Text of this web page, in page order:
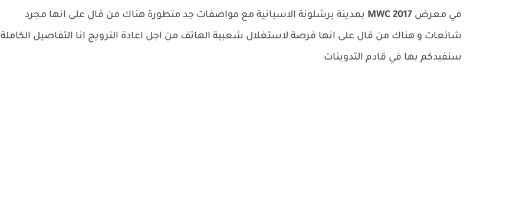
في معرض MWC 2017 بمدينة برشلونة الاسبانية مع مواصفات جد متطورة هناك من قال على انها مجرد
شائعات و هناك من قال على انها فرصة لاستغلال شعبية الهاتف من اجل اعادة الترويج انا التفاصيل الكاملة
سنفيدكم بها في قادم التدوينات